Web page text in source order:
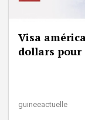
Visa
dollars pour
guineeactuelle